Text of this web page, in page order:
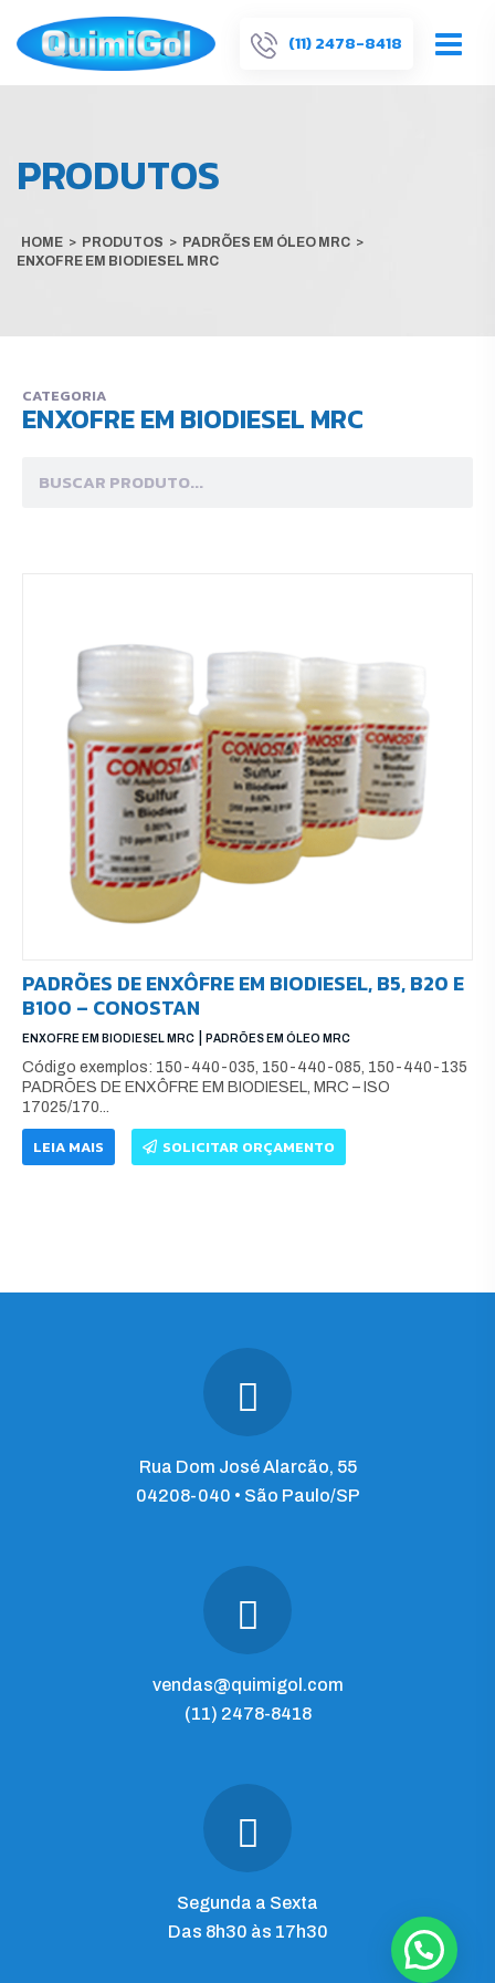
(11) 2478-8418
PRODUTOS
HOME > PRODUTOS > PADRÕES EM ÓLEO MRC >
ENXOFRE EM BIODIESEL MRC
CATEGORIA
ENXOFRE EM BIODIESEL MRC
PADRÕES DE ENXÔFRE EM BIODIESEL, B5, B20 E
B100 – CONOSTAN
ENXOFRE EM BIODIESEL MRC PADRÕES EM ÓLEO MRC
Código exemplos: 150-440-035, 150-440-085, 150-440-135
PADRÕES DE ENXÔFRE EM BIODIESEL, MRC – ISO
17025/170...
LEIA MAIS SOLICITAR ORÇAMENTO
Rua Dom José Alarcão, 55
04208-040 • São Paulo/SP
vendas@quimigol.com
(11) 2478-8418
Segunda a Sexta
Das 8h30 às 17h30